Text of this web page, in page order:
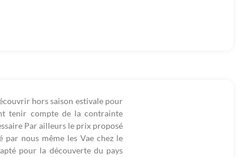
hors saison estivale pour
tenir compte de la contrainte
Par ailleurs le prix proposé
nous même les Vae chez le
pour la découverte du pays